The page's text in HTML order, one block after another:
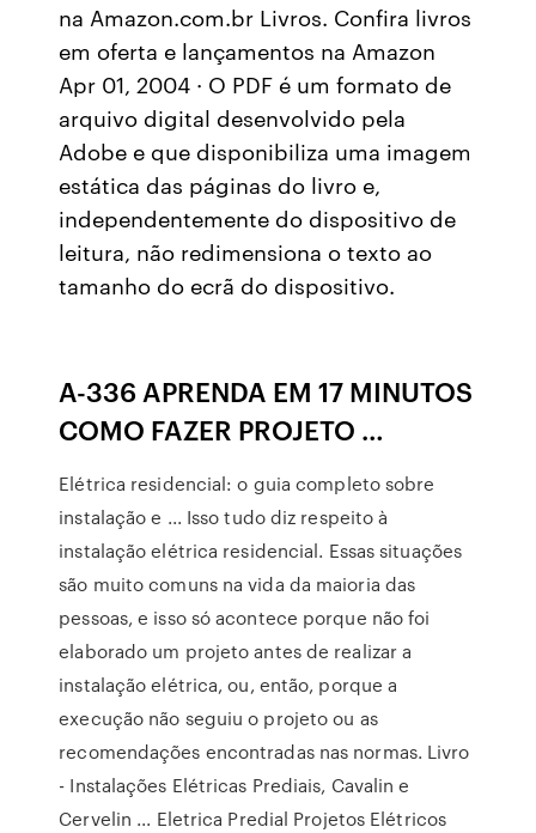
na Amazon.com.br Livros. Confira livros
em oferta e lançamentos na Amazon
Apr 01, 2004 · O PDF é um formato de
arquivo digital desenvolvido pela
Adobe e que disponibiliza uma imagem
estática das páginas do livro e,
independentemente do dispositivo de
leitura, não redimensiona o texto ao
tamanho do ecrã do dispositivo.
A-336 APRENDA EM 17 MINUTOS
COMO FAZER PROJETO …
Elétrica residencial: o guia completo sobre
instalação e ... Isso tudo diz respeito à
instalação elétrica residencial. Essas situações
são muito comuns na vida da maioria das
pessoas, e isso só acontece porque não foi
elaborado um projeto antes de realizar a
instalação elétrica, ou, então, porque a
execução não seguiu o projeto ou as
recomendações encontradas nas normas. Livro
- Instalações Elétricas Prediais, Cavalin e
Cervelin ... Eletrica Predial Projetos Elétricos